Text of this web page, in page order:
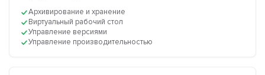
Архивирование и хранение
Виртуальный рабочий стол
Управление версиями
Управление производительностью